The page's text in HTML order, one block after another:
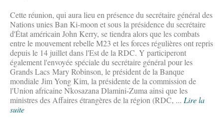
Cette réunion, qui aura lieu en présence du secrétaire général des
Nations unies Ban Ki-moon et sous la présidence du secrétaire
d'État américain John Kerry, se tiendra alors que les combats
entre le mouvement rebelle M23 et les forces régulières ont repris
depuis le 14 juillet dans l'Est de la RDC. Y participeront
également l'envoyée spéciale du secrétaire général pour les
Grands Lacs Mary Robinson, le président de la Banque
mondiale Jim Yong Kim, la présidente de la commission de
l'Union africaine Nkosazana Dlamini-Zuma ainsi que les
ministres des Affaires étrangères de la région (RDC, ... Lire la
suite